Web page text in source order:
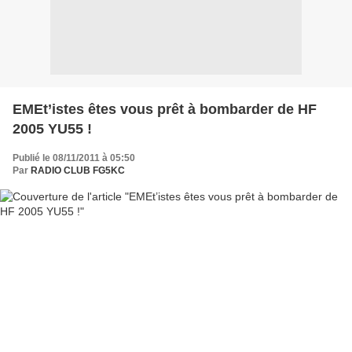
EMEt’istes êtes vous prêt à bombarder de HF
2005 YU55 !
Publié le 08/11/2011 à 05:50
Par RADIO CLUB FG5KC